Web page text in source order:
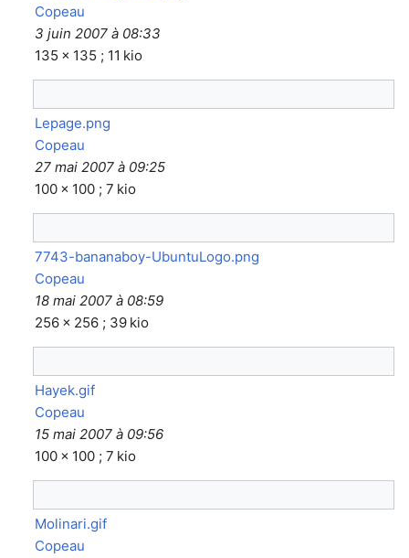
Copeau
3 juin 2007 à 08:33
135 × 135 ; 11 kio
Lepage.png
Copeau
27 mai 2007 à 09:25
100 × 100 ; 7 kio
7743-bananaboy-UbuntuLogo.png
Copeau
18 mai 2007 à 08:59
256 × 256 ; 39 kio
Hayek.gif
Copeau
15 mai 2007 à 09:56
100 × 100 ; 7 kio
Molinari.gif
Copeau